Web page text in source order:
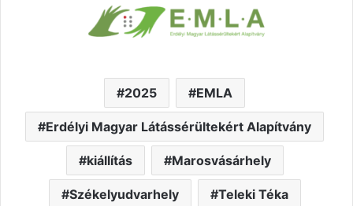
2025 EMLA
Erdélyi Magyar Látássérültekért Alapítvány
kiállítás Marosvásárhely
Székelyudvarhely Teleki Téka